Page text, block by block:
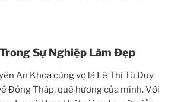
Sự Nghiệp Làm Đẹp
An Khoa cùng vợ là Lê Thị Tú Duy
Đồng Tháp, quê hương của mình. Với